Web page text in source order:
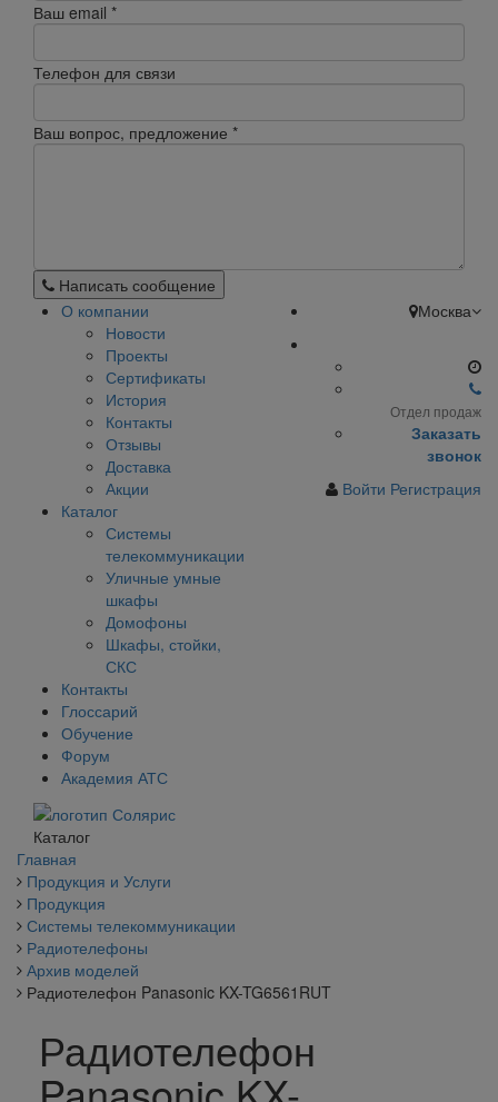
Ваш email *
Телефон для связи
Ваш вопрос, предложение *
Написать сообщение
О компании
Новости
Проекты
Сертификаты
История
Контакты
Отзывы
Доставка
Акции
Каталог
Системы
телекоммуникации
Уличные умные
шкафы
Домофоны
Шкафы, стойки,
СКС
Контакты
Глоссарий
Обучение
Форум
Академия АТС
Москва
Отдел продаж
Заказать
звонок
Войти Регистрация
Каталог
Главная
Продукция и Услуги
Продукция
Системы телекоммуникации
Радиотелефоны
Архив моделей
Радиотелефон Panasonic KX-TG6561RUT
Радиотелефон